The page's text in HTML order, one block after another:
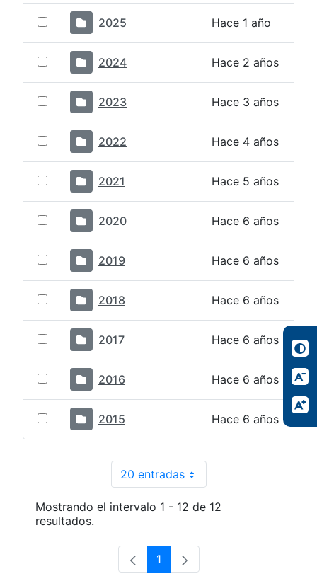
2025 Hace 1 año
2024 Hace 2 años
2023 Hace 3 años
2022 Hace 4 años
2021 Hace 5 años
2020 Hace 6 años
2019 Hace 6 años
2018 Hace 6 años
2017 Hace 6 años
2016 Hace 6 años
2015 Hace 6 años
20 entradasPor página
Mostrando el intervalo 1 - 12 de 12
resultados.
Página
1